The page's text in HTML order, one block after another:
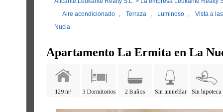
Aire acondicionado
, Terraza , Luminoso ,
Vista a
Nucia
Apartamento La Ermita en La
129 m² 3 Dormitorios 2 Baños Sin amueblar Sin hipoteca